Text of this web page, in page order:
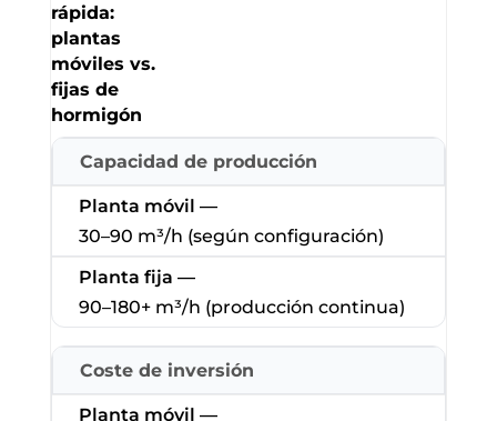
rápida:
plantas
móviles vs.
fijas de
hormigón
Capacidad de producción
30–90 m³/h (según configuración)
90–180+ m³/h (producción continua)
Coste de inversión